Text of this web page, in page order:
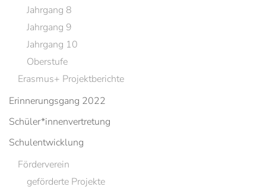
Jahrgang 8
Jahrgang 9
Jahrgang 10
Oberstufe
Erasmus+ Projektberichte
Erinnerungsgang 2022
Schüler*innenvertretung
Schulentwicklung
Förderverein
geförderte Projekte